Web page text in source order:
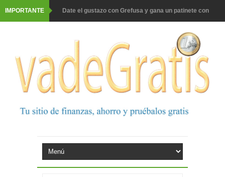
IMPORTANTE Date el gustazo con Grefusa y gana un patinete con
Barbadillo te da la opción de ganar increíbles premios
Prueba gratis hohes C Vitamin C-irup
Prueba gratis Maison Perrier France
Gana premios Pokémon con Kellogg's
premios